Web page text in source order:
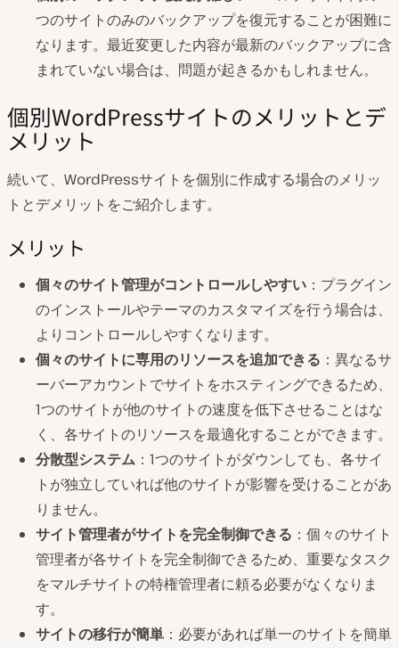
つのサイトのみのバックアップを復元することが困難に
なります。最近変更した内容が最新のバックアップに含
まれていない場合は、問題が起きるかもしれません。
個別WordPressサイトのメリットとデ
メリット
続いて、WordPressサイトを個別に作成する場合のメリッ
トとデメリットをご紹介します。
メリット
個々のサイト管理がコントロールしやすい ：プラグイン
のインストールやテーマのカスタマイズを行う場合は、
よりコントロールしやすくなります。
個々のサイトに専用のリソースを追加できる ：異なるサ
ーバーアカウントでサイトをホスティングできるため、
1つのサイトが他のサイトの速度を低下させることはな
く、各サイトのリソースを最適化することができます。
分散型システム ：1つのサイトがダウンしても、各サイ
トが独立していれば他のサイトが影響を受けることがあ
りません。
サイト管理者がサイトを完全制御できる ：個々のサイト
管理者が各サイトを完全制御できるため、重要なタスク
をマルチサイトの特権管理者に頼る必要がなくなりま
す。
サイトの移行が簡単 ：必要があれば単一のサイトを簡単